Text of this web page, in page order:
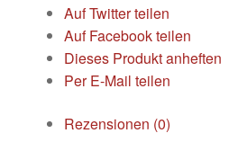
celtic
weave,
caviar
Menge
Auf Twitter teilen
Auf Facebook teilen
Dieses Produkt anheften
Per E-Mail teilen
Rezensionen (0)